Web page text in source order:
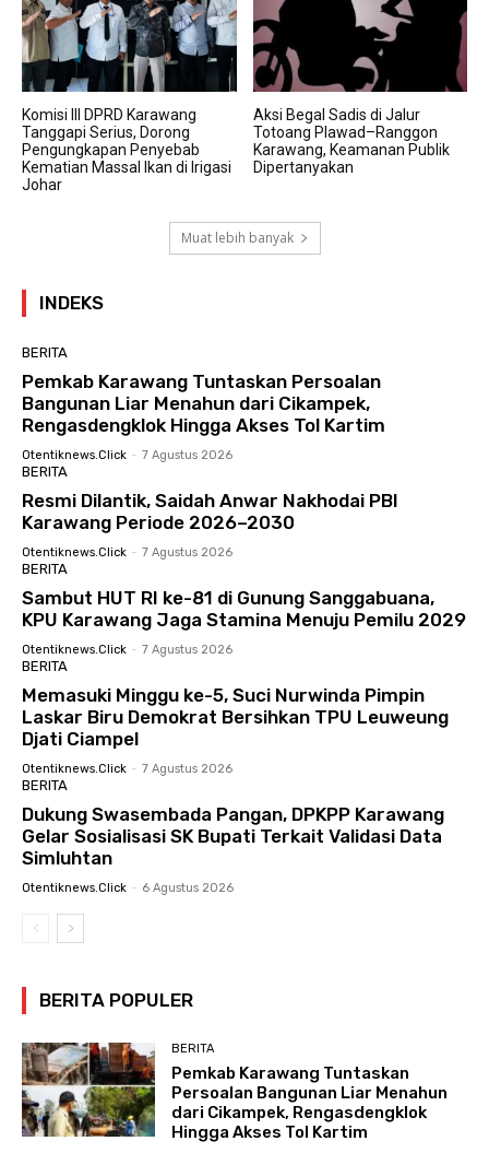
Komisi III DPRD Karawang
Tanggapi Serius, Dorong
Pengungkapan Penyebab
Kematian Massal Ikan di Irigasi
Johar
Aksi Begal Sadis di Jalur
Totoang Plawad–Ranggon
Karawang, Keamanan Publik
Dipertanyakan
Muat lebih banyak
INDEKS
BERITA
Pemkab Karawang Tuntaskan Persoalan
Bangunan Liar Menahun dari Cikampek,
Rengasdengklok Hingga Akses Tol Kartim
Otentiknews.click - 7 Agustus 2026
BERITA
Resmi Dilantik, Saidah Anwar Nakhodai PBI
Karawang Periode 2026–2030
Otentiknews.click - 7 Agustus 2026
BERITA
Sambut HUT RI ke-81 di Gunung Sanggabuana,
KPU Karawang Jaga Stamina Menuju Pemilu 2029
Otentiknews.click - 7 Agustus 2026
BERITA
Memasuki Minggu ke-5, Suci Nurwinda Pimpin
Laskar Biru Demokrat Bersihkan TPU Leuweung
Djati Ciampel
Otentiknews.click - 7 Agustus 2026
BERITA
Dukung Swasembada Pangan, DPKPP Karawang
Gelar Sosialisasi SK Bupati Terkait Validasi Data
Simluhtan
Otentiknews.click - 6 Agustus 2026
BERITA POPULER
BERITA
Pemkab Karawang Tuntaskan
Persoalan Bangunan Liar Menahun
dari Cikampek, Rengasdengklok
Hingga Akses Tol Kartim